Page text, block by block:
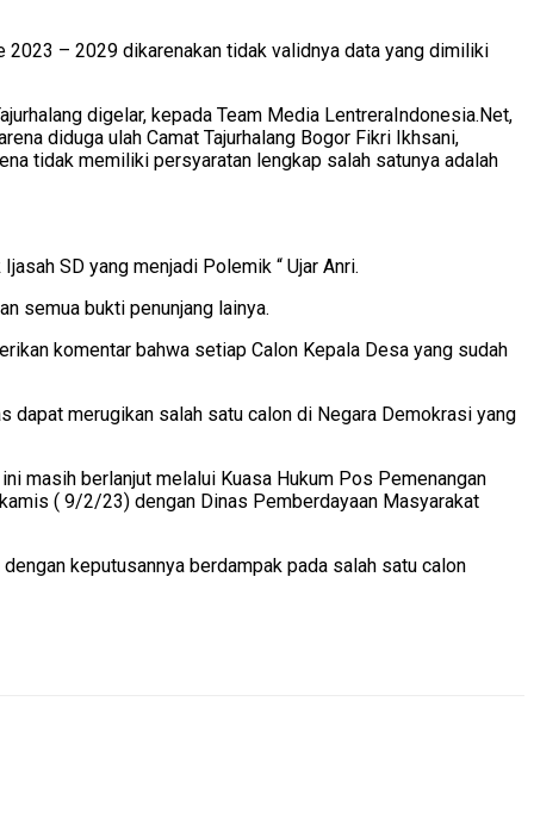
2023 – 2029 dikarenakan tidak validnya data yang dimiliki
digelar, kepada Team Media LentreraIndonesia.Net,
diduga ulah Camat Tajurhalang Bogor Fikri Ikhsani,
tidak memiliki persyaratan lengkap salah satunya adalah
SD yang menjadi Polemik “ Ujar Anri.
semua bukti penunjang lainya.
komentar bahwa setiap Calon Kepala Desa yang sudah
dapat merugikan salah satu calon di Negara Demokrasi yang
masih berlanjut melalui Kuasa Hukum Pos Pemenangan
( 9/2/23) dengan Dinas Pemberdayaan Masyarakat
keputusannya berdampak pada salah satu calon